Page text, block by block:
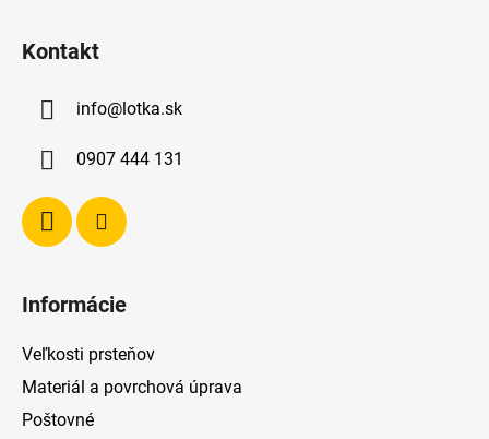
Kontakt
info@lotka.sk
0907 444 131
Informácie
Veľkosti prsteňov
Materiál a povrchová úprava
Poštovné